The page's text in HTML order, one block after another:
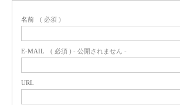
名前 ( 必須 )
E-MAIL ( 必須 ) - 公開されません -
URL